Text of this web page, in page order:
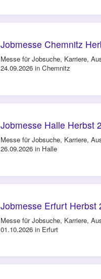
Jobmesse Chemnitz
Messe für Jobsuche, Karriere,
24.09.2026 in Chemnitz
Jobmesse Halle Herbst
Messe für Jobsuche, Karriere,
26.09.2026 in Halle
Jobmesse Erfurt Herbst
Messe für Jobsuche, Karriere,
01.10.2026 in Erfurt